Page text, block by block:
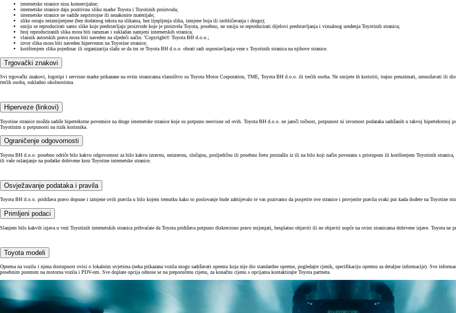
internetske stranice nisu komercijalne;
internetske stranice daju pozitivnu sliku marke Toyota i Toyotinih proizvoda;
internetske stranice ne sadrže nepristojne ili nezakonite materijale;
slike ostaju neizmijenjene (bez dodatnog teksta na slikama, bez lijepljenja slika, izmjene boja ili izobličavanja i drugo);
smiju se reproducirati samo slike koje predstavljaju proizvode koje je proizvela Toyota, posebno, ne smiju se reproducirati dijelovi predstavljanja i vizualnog uređenja Toyotinih stranica;
broj reproduciranih slika mora biti razuman i sukladan namjeni internetskih stranica;
vlasnik autorskih prava mora biti naveden na sljedeći način: 'Copyright© Toyota BH d.o.o.;
izvor slika mora biti naveden hipervezon na Toyotine stranice;
korištenjem slika pojedinac ili organizacija slažu se da im se Toyota BH d.o.o. obrati radi uspostavljanja veze s Toyotinih stranica na njihove stranice.
Trgovački znakovi
Svi trgovački znakovi, logotipi i servisne marke prikazane na ovim stranicama vlasništvo su Toyota Motor Corporation, TME, Toyota BH d.o.o. ili trećih osoba. Ne smijete ih koristiti, trajno preuzimati, umnožavati ili
trećih osoba, sukladno okolnostima.
Hiperveze (linkovi)
Toyotine stranice možda sadrže hipertekstne poveznice na druge internetske stranice koje su potpuno neovisne od ovih. Toyota BH d.o.o. ne jamči točnost, potpunost ni izvornost podataka sadržanih u takvoj
Toyotinim u potpunosti na rizik korisnika.
Ograničenje odgovornosti
Toyota BH d.o.o. posebno odriče bilo kakvu odgovornost za bilo kakvu izravnu, neizravnu, slučajnu, posljedičnu ili posebnu štetu proizašlu iz ili na bilo koji način povezanu s pristupom ili korištenjem Toyotinih
ili vaše oslanjanje na podatke dobivene kroz Toyotine internetske stranice.
Osvježavanje podataka i pravila
Toyota BH d.o.o. pridržava pravo dopune i izmjene ovih pravila u bilo kojem trenutku kako to poslovanje bude zahtijevalo te vas pozivamo da posjetite ove stranice i provjerite pravila svaki put kada dođete na Toyotine
Primljeni podaci
Slanjem bilo kakvih izjava u vezi Toyotinih internetskih stranica prihvaćate da Toyota pridržava potpuno diskreciono pravo mijenjati, besplatno objaviti ili ne objaviti uopće na ovim stranicama dobivene izjave. Toyota ne
Toyota modeli
Oprema na vozilu i njena dostupnost ovisi o lokalnim uvjetima (neka prikazana vozila mogu sadržavati opremu koja nije dio standardne opreme, pogledajte cjenik, specifikaciju opremu za detaljne informacije). Sve
posebnim porezom na motorna vozila i PDV-om. Sve doplate opcija odnose se na preporučenu cijenu, za konačnu cijenu s opcijama kontaktirajte Toyota partnera.